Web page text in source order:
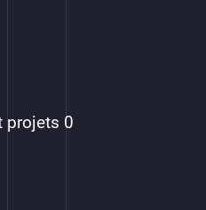
projets 0